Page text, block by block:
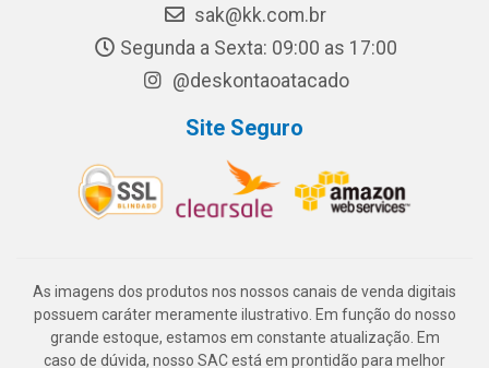
sak@kk.com.br
Segunda a Sexta: 09:00 as 17:00
@deskontaoatacado
Site Seguro
As imagens dos produtos nos nossos canais de venda digitais
possuem caráter meramente ilustrativo. Em função do nosso
grande estoque, estamos em constante atualização. Em
caso de dúvida, nosso SAC está em prontidão para melhor